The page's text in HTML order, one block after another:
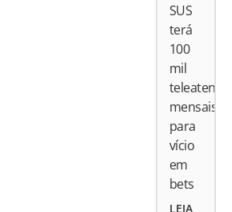
SUS
terá
100
mil
mensais
para
vício
em
bets
LEIA